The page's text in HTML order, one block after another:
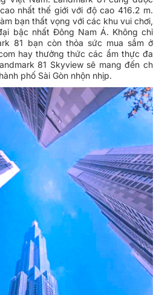
nhất thế giới với độ cao 416.2 m.
bạn thất vọng với các khu vui chơi,
bậc nhất Đông Nam Á. Không chỉ
81 bạn còn thỏa sức mua sắm ở
hay thưởng thức các ẩm thực đa
81 Skyview sẽ mang đến ch
phố Sài Gòn nhộn nhịp.